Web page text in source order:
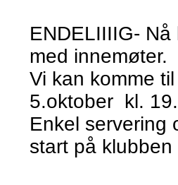
ENDELIIIIG-
med innemøter.
Vi kan komme
5.oktober kl. 19.
Enkel servering
start på